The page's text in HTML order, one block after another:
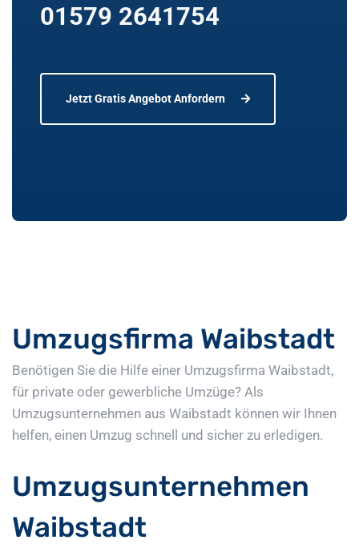
01579 2641754
Jetzt Gratis Angebot Anfordern
Umzugsfirma Waibstadt
Benötigen Sie die Hilfe einer Umzugsfirma Waibstadt,
für private oder gewerbliche Umzüge? Als
Umzugsunternehmen aus Waibstadt können wir Ihnen
helfen, einen Umzug schnell und sicher zu erledigen.
Umzugsunternehmen
Waibstadt